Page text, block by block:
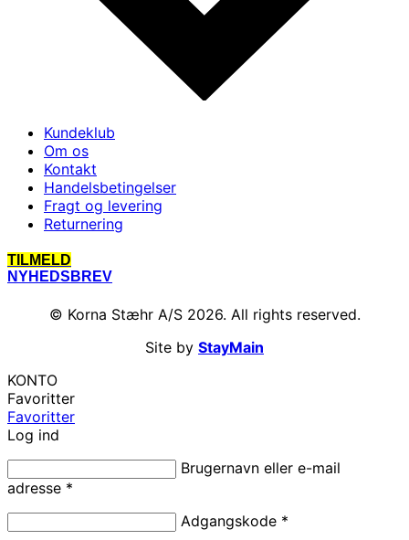
Kundeklub
Om os
Kontakt
Handelsbetingelser
Fragt og levering
Returnering
TILMELD
NYHEDSBREV
© Korna Stæhr A/S 2026. All rights reserved.
Site by StayMain
KONTO
Favoritter
Favoritter
Log ind
Brugernavn eller e-mail
adresse *
Adgangskode *